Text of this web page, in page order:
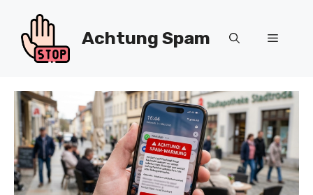
Inhalt
springen
Achtung Spam Menü